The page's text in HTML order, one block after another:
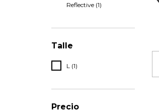
Reflective (1)
Talle
L (1)
Precio